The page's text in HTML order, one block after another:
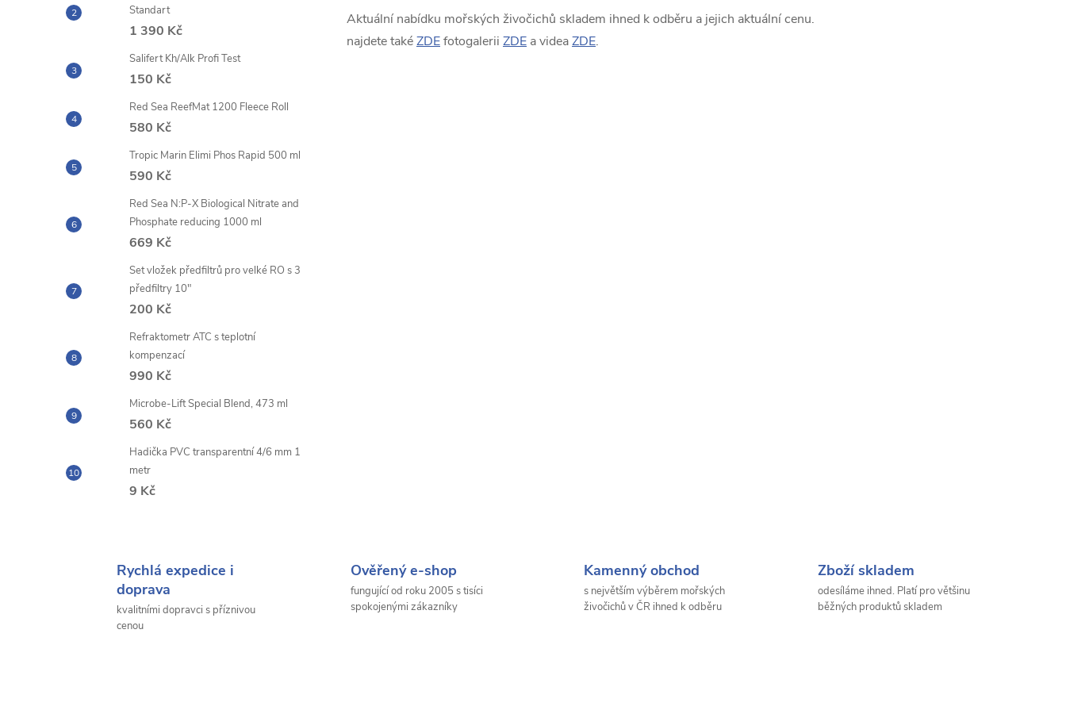
Standart
1 390 Kč
Salifert Kh/Alk Profi Test
150 Kč
Red Sea ReefMat 1200 Fleece Roll
580 Kč
Tropic Marin Elimi Phos Rapid 500 ml
590 Kč
Red Sea N:P-X Biological Nitrate and
Phosphate reducing 1000 ml
669 Kč
Set vložek předfiltrů pro velké RO s 3
předfiltry 10"
200 Kč
Refraktometr ATC s teplotní
kompenzací
990 Kč
Microbe-Lift Special Blend, 473 ml
560 Kč
Hadička PVC transparentní 4/6 mm 1
metr
9 Kč
Aktuální nabídku mořských živočichů skladem ihned k odběru a jejich aktuální cenu.
najdete takéZDEfotogalerii ZDE a videaZDE.
Rychlá expedice i
doprava
kvalitními dopravci s příznivou
cenou
Ověřený e-shop
fungující od roku 2005 s tisíci
spokojenými zákazníky
Kamenný obchod
s největším výběrem mořských
živočichů v ČR ihned k odběru
Zboží skladem
odesíláme ihned. Platí pro většinu
běžných produktů skladem